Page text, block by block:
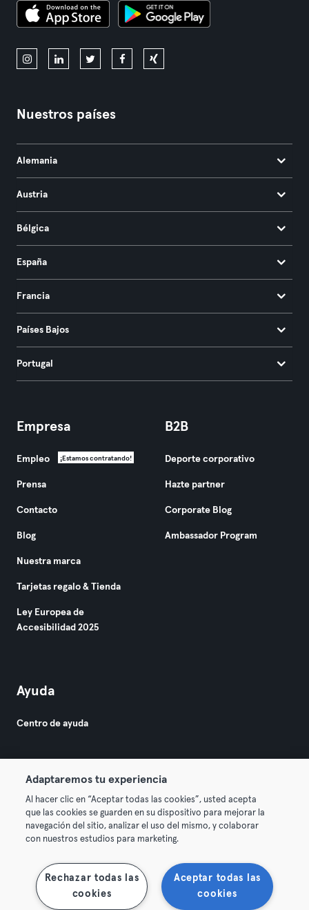
Nuestros países
Alemania
Austria
Bélgica
España
Francia
Países Bajos
Portugal
Empresa
Empleo ¡Estamos contratando!
Prensa
Contacto
Blog
Nuestra marca
Tarjetas regalo & Tienda
Ley Europea de
Accesibilidad 2025
B2B
Deporte corporativo
Hazte partner
Corporate Blog
Ambassador Program
Ayuda
Centro de ayuda
© 2026 Urban Sports Group GmbH. All rights reserved.
Términos y condiciones Privacidad
Rescindir contratos aquí Desistir de contratos aquí
Adaptaremos tu experiencia
Al hacer clic en “Aceptar todas las cookies”, usted acepta
que las cookies se guarden en su dispositivo para mejorar la
navegación del sitio, analizar el uso del mismo, y colaborar
con nuestros estudios para marketing.
Aceptar todas las
cookies
Rechazar todas las
cookies